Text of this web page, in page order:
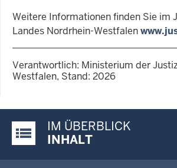
Weitere Informationen finden Sie im
Landes Nordrhein-Westfalen
Verantwortlich: Ministerium der
Westfalen, Stand: 2026
Justiz-Portal im Überblick:
IM ÜBERBLICK
INHALT